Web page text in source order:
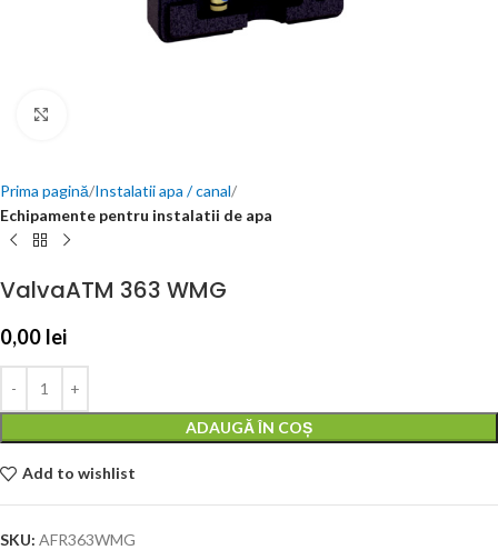
Prima pagină Instalatii apa / canal
Echipamente pentru instalatii de apa
ValvaATM 363 WMG
0,00 lei
ADAUGĂ ÎN COȘ
Add to wishlist
SKU: AFR363WMG